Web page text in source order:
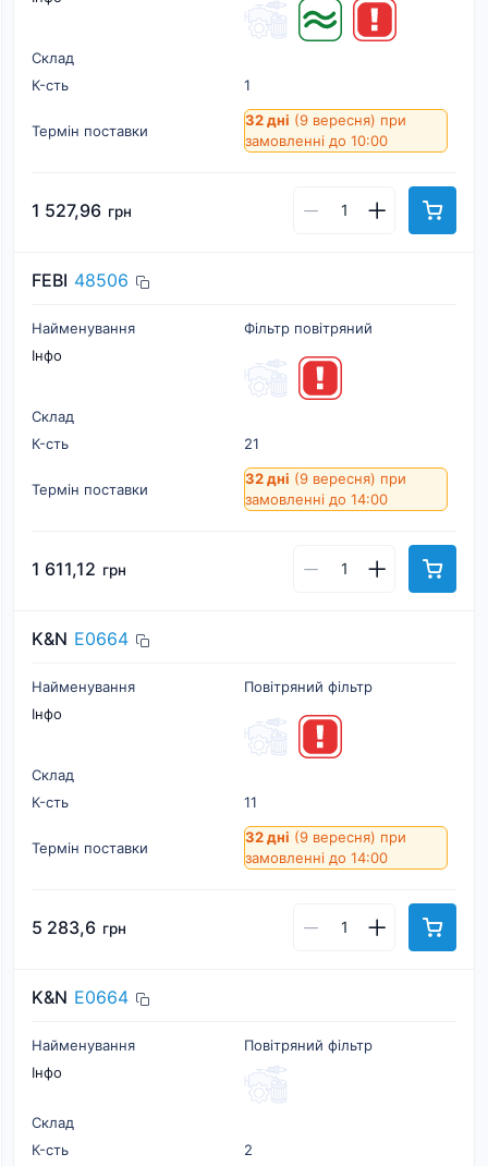
Склад
К-cть
1
Термін поставки
32 дні (9 вересня) при
замовленні до 10:00
1 527,96 грн
FEBI 48506
Найменування
Фільтр повітряний
Інфо
Склад
К-cть
21
Термін поставки
32 дні (9 вересня) при
замовленні до 14:00
1 611,12 грн
K&N E0664
Найменування
Повітряний фільтр
Інфо
Склад
К-cть
11
Термін поставки
32 дні (9 вересня) при
замовленні до 14:00
5 283,6 грн
K&N E0664
Найменування
Повітряний фільтр
Інфо
Склад
К-cть
2